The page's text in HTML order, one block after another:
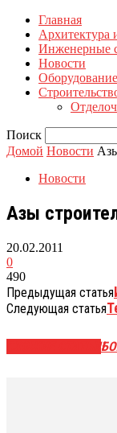
Главная
Архитектура
Инженерные
Новости
Поиск
Домой Новости
Новости
Азы
20.02.2011
0
490
Предыдущая статья
Следующая статья